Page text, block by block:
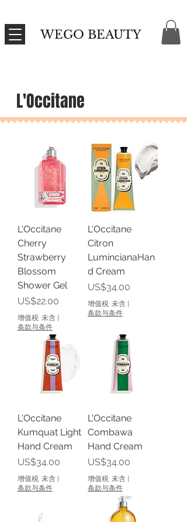
WEGO BEAUTY
L'Occitane
L'Occitane
Cherry
Strawberry
Blossom
Shower Gel
價格
US$22.00
增值税 未含 |
条款与条件
L'Occitane
Citron
LumincianaHan
d Cream
價格
US$34.00
增值税 未含 |
条款与条件
L'Occitane
Kumquat Light
Hand Cream
價格
US$34.00
增值税 未含 |
条款与条件
L'Occitane
Combawa
Hand Cream
價格
US$34.00
增值税 未含 |
条款与条件